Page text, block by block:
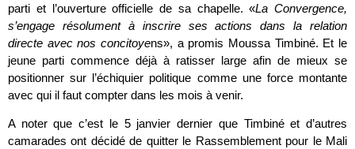
parti et l’ouverture officielle de sa chapelle. «La Convergence,
s’engage résolument à inscrire ses actions dans la relation
directe avec nos concitoyens», a promis Moussa Timbiné. Et le
jeune parti commence déjà à ratisser large afin de mieux se
positionner sur l’échiquier politique comme une force montante
avec qui il faut compter dans les mois à venir.
A noter que c’est le 5 janvier dernier que Timbiné et d’autres
camarades ont décidé de quitter le Rassemblement pour le Mali